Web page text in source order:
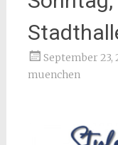
September 23,
muenchen